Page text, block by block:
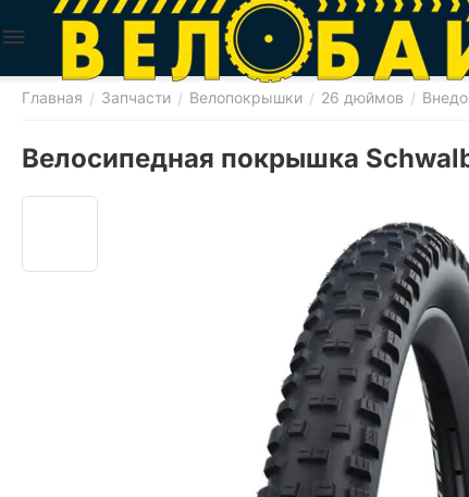
Главная / Запчасти / Велопокрышки / 26 дюймов /
Велосипедная покрышка